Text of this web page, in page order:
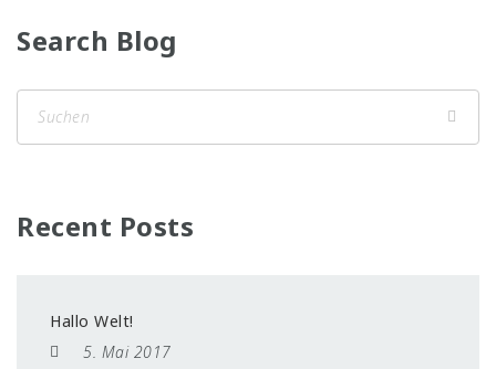
Search Blog
Recent Posts
Hallo Welt!
5. Mai 2017